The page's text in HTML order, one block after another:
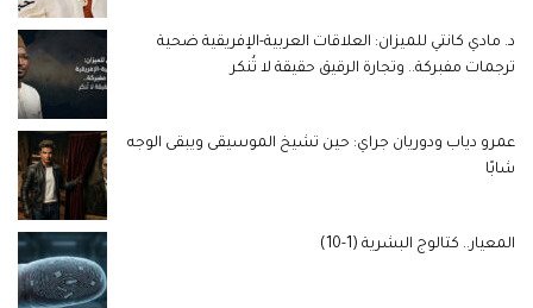
د. مادي كانتي للميزان: العلاقات العربية-الإفريقية ضحية
ترجمات مفبركة.. وتجارة الرقيق حقيقة لا تُنكر
عمرو دياب ودوريان جراي: حين تشيخ الموسيقى ويبقى الوجه
شابًا
المعيار.. كتالوج البشرية (1-10)